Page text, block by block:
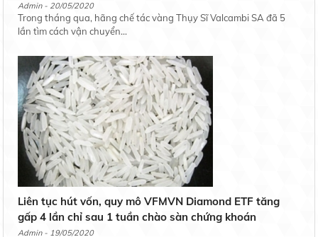
Admin - 20/05/2020
Trong tháng qua, hãng chế tác vàng Thụy Sĩ Valcambi SA đã 5
lần tìm cách vận chuyển...
Liên tục hút vốn, quy mô VFMVN Diamond ETF tăng
gấp 4 lần chỉ sau 1 tuần chào sàn chứng khoán
Admin - 19/05/2020